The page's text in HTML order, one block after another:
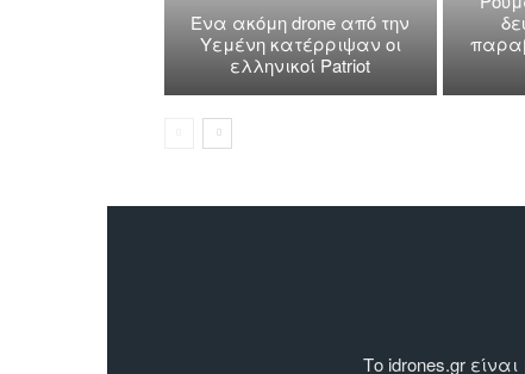
Ένα ακόμη drone από την
Υεμένη κατέρριψαν οι
ελληνικοί Patriot
Το idrones.gr